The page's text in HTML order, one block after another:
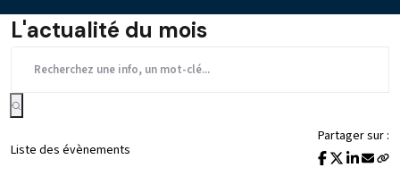
L'actualité du mois
Liste des évènements
Partager sur :